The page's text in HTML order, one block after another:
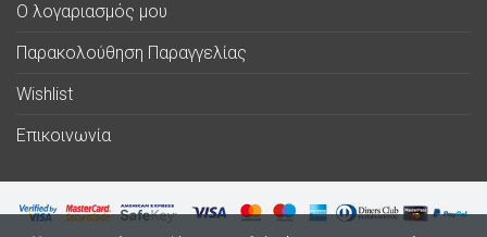
Ο λογαριασμός μου
Παρακολούθηση Παραγγελίας
Wishlist
Επικοινωνία